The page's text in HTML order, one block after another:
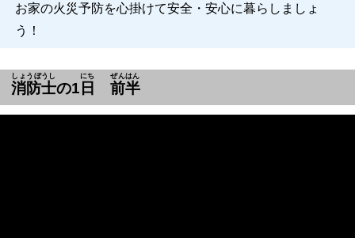
お家の火災予防を心掛けて安全・安心に暮らしましょ
う！
消防士
しょうぼうし
の1 日
にち
前半
ぜんはん